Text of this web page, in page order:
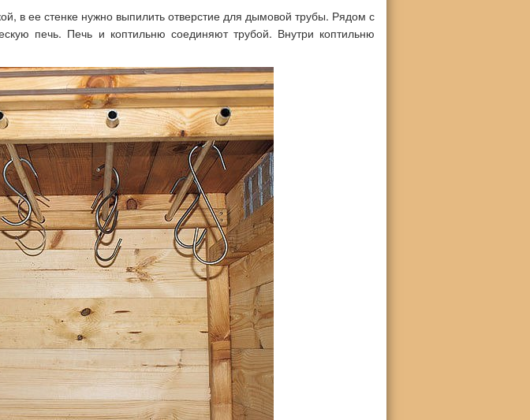
в ее стенке нужно выпилить отверстие для дымовой трубы. Рядом с
печь. Печь и коптильню соединяют трубой. Внутри коптильню